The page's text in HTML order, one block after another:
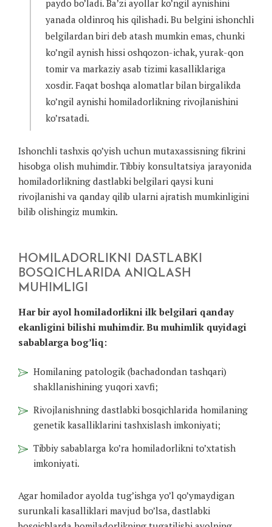
paydo bo’ladi. Ba’zi ayollar ko’ngil aynishini
yanada oldinroq his qilishadi. Bu belgini ishonchli
belgilardan biri deb atash mumkin emas, chunki
ko’ngil aynish hissi oshqozon-ichak, yurak-qon
tomir va markaziy asab tizimi kasalliklariga
xosdir. Faqat boshqa alomatlar bilan birgalikda
ko’ngil aynishi homiladorlikning rivojlanishini
ko’rsatadi.
Ishonchli tashxis qo’yish uchun mutaxassisning fikrini
hisobga olish muhimdir. Tibbiy konsultatsiya jarayonida
homiladorlikning dastlabki belgilari qaysi kuni
rivojlanishi va qanday qilib ularni ajratish mumkinligini
bilib olishingiz mumkin.
HOMILADORLIKNI DASTLABKI
BOSQICHLARIDA ANIQLASH
MUHIMLIGI
Har bir ayol homiladorlikni ilk belgilari qanday
ekanligini bilishi muhimdir. Bu muhimlik quyidagi
sabablarga bog’liq:
Homilaning patologik (bachadondan tashqari)
shakllanishining yuqori xavfi;
Rivojlanishning dastlabki bosqichlarida homilaning
genetik kasalliklarini tashxislash imkoniyati;
Tibbiy sabablarga ko’ra homiladorlikni to’xtatish
imkoniyati.
Agar homilador ayolda tug’ishga yo’l qo’ymaydigan
surunkali kasalliklari mavjud bo’lsa, dastlabki